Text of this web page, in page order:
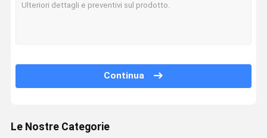
Continua
Le Nostre Categorie